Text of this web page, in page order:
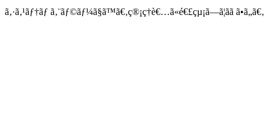
ã‚·ã‚¹ãƒ†ãƒ ã‚¨ãƒ©ãƒ¼ã§ã™ã€‚ç®¡ç†è€…ã«é€£çµ¡ã—ã¦ãã ã•ã„ã€‚